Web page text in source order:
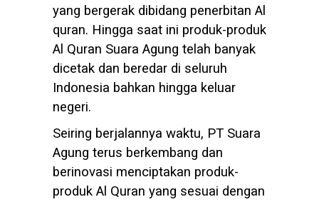
yang bergerak dibidang penerbitan Al
quran. Hingga saat ini produk-produk
Al Quran Suara Agung telah banyak
dicetak dan beredar di seluruh
Indonesia bahkan hingga keluar
negeri.
Seiring berjalannya waktu, PT Suara
Agung terus berkembang dan
berinovasi menciptakan produk-
produk Al Quran yang sesuai dengan